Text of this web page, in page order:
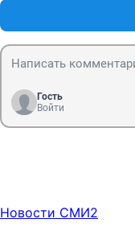
Гость
Войти
Новости СМИ2